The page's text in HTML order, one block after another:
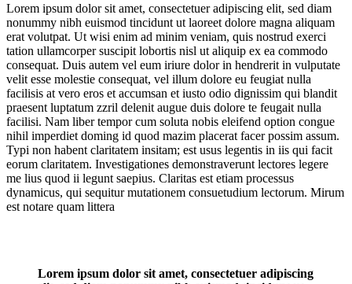
Lorem ipsum dolor sit amet, consectetuer adipiscing elit, sed diam
nonummy nibh euismod tincidunt ut laoreet dolore magna aliquam
erat volutpat. Ut wisi enim ad minim veniam, quis nostrud exerci
tation ullamcorper suscipit lobortis nisl ut aliquip ex ea commodo
consequat. Duis autem vel eum iriure dolor in hendrerit in vulputate
velit esse molestie consequat, vel illum dolore eu feugiat nulla
facilisis at vero eros et accumsan et iusto odio dignissim qui blandit
praesent luptatum zzril delenit augue duis dolore te feugait nulla
facilisi. Nam liber tempor cum soluta nobis eleifend option congue
nihil imperdiet doming id quod mazim placerat facer possim assum.
Typi non habent claritatem insitam; est usus legentis in iis qui facit
eorum claritatem. Investigationes demonstraverunt lectores legere
me lius quod ii legunt saepius. Claritas est etiam processus
dynamicus, qui sequitur mutationem consuetudium lectorum. Mirum
est notare quam littera
Lorem ipsum dolor sit amet, consectetuer adipiscing